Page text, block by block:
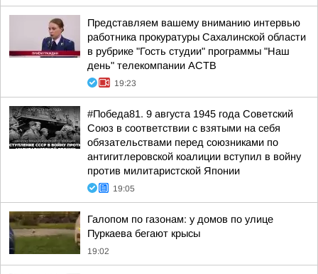
Представляем вашему вниманию интервью
работника прокуратуры Сахалинской области
в рубрике "Гость студии" программы "Наш
день" телекомпании АСТВ
19:23
#Победа81. 9 августа 1945 года Советский
Союз в соответствии с взятыми на себя
обязательствами перед союзниками по
антигитлеровской коалиции вступил в войну
против милитаристской Японии
19:05
Галопом по газонам: у домов по улице
Пуркаева бегают крысы
19:02